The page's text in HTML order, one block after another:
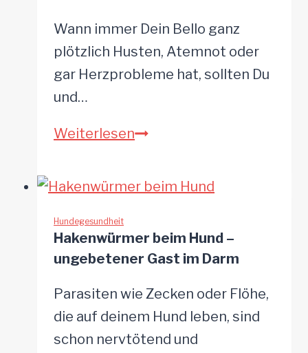
Wann immer Dein Bello ganz
plötzlich Husten, Atemnot oder
gar Herzprobleme hat, sollten Du
und…
WeiterlesenLungenwürmer
Hund
Anfangsstadium
oft
nicht
erkannt
Hundegesundheit
Hakenwürmer beim Hund –
ungebetener Gast im Darm
Parasiten wie Zecken oder Flöhe,
die auf deinem Hund leben, sind
schon nervtötend und